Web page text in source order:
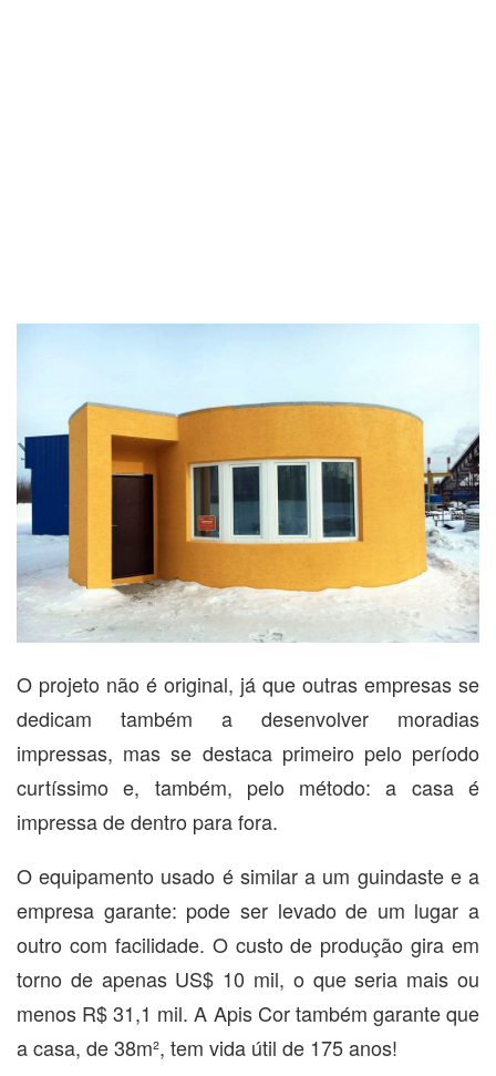
O projeto não é original, já que outras empresas se
dedicam também a desenvolver moradias
impressas, mas se destaca primeiro pelo período
curtíssimo e, também, pelo método: a casa é
impressa de dentro para fora.
O equipamento usado é similar a um guindaste e a
empresa garante: pode ser levado de um lugar a
outro com facilidade. O custo de produção gira em
torno de apenas US$ 10 mil, o que seria mais ou
menos R$ 31,1 mil. A Apis Cor também garante que
a casa, de 38m², tem vida útil de 175 anos!